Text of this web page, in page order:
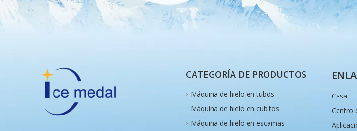
CATEGORÍA DE PRODUCTOS
Máquina de hielo en tubos
Máquina de hielo en cubitos
Máquina de hielo en escamas
Casa
Centro